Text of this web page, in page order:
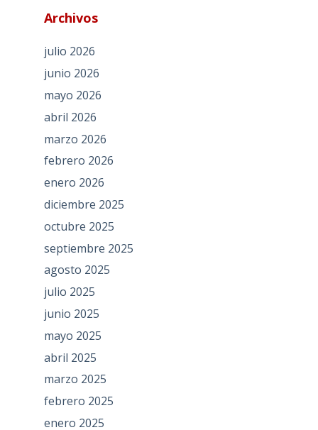
Archivos
julio 2026
junio 2026
mayo 2026
abril 2026
marzo 2026
febrero 2026
enero 2026
diciembre 2025
octubre 2025
septiembre 2025
agosto 2025
julio 2025
junio 2025
mayo 2025
abril 2025
marzo 2025
febrero 2025
enero 2025